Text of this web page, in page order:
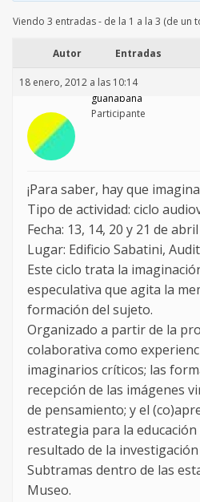
Entrar
Viendo 3 entradas - de la 1 a la 3 (de un
Autor Entradas
18 enero, 2012 a las 10:14
guanabana
Participante
¡Para saber, hay que
Tipo de actividad: ciclo
Fecha: 13, 14, 20 y 21 de
Lugar: Edificio Sabatini,
Este ciclo trata la
especulativa que agita la
formación del sujeto.
Organizado a partir de la
colaborativa como
imaginarios críticos; las
recepción de las imágenes
de pensamiento; y el
estrategia para la educación
resultado de la
Subtramas dentro de las
Museo.